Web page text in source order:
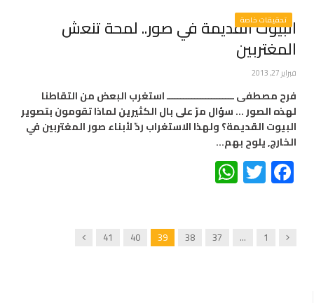
تحقيقات خاصة
البيوت القديمة في صور.. لمحة تنعش
المغتربين
فبراير 27, 2013
فرح مصطفى ــــــــــــــــــــــــ استغرب البعض من التقاطنا
لهذه الصور … سؤال مرّ على بال الكثيرين لماذا تقومون بتصوير
البيوت القديمة؟ ولهذا الاستغراب ردّ لأبناء صور المغتربين في
الخارج, يلوح بهم…
Facebook
Twitter
Previous
1
…
37
38
39
40
41
Next